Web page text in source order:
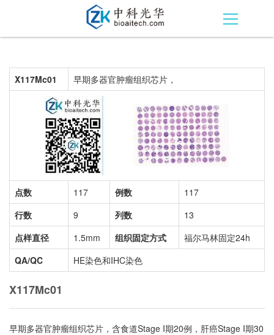
X117Mc01 早期多器官肿瘤组织芯片，
点数 117 例数
117
行数
9 列数
13
点样直径
1.5mm 组织固定方式
福尔马林固定24h
QA/QC
HE染色和IHC染色
X117Mc01
早期多器官肿瘤组织芯片，含食道Stage I期20例，肝癌Stage I期30